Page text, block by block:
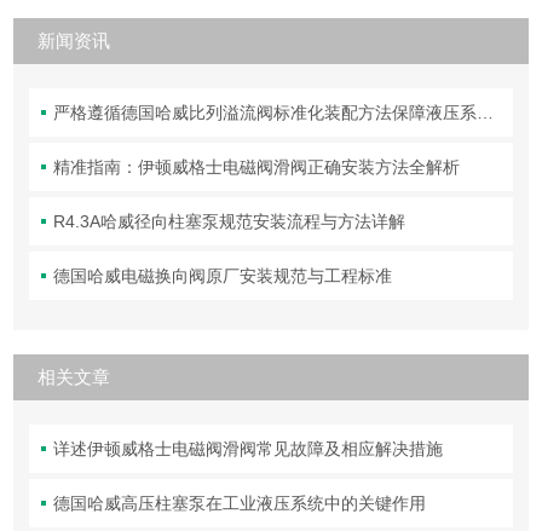
新闻资讯
严格遵循德国哈威比列溢流阀标准化装配方法保障液压系统压力调控精准可靠
精准指南：伊顿威格士电磁阀滑阀正确安装方法全解析
R4.3A哈威径向柱塞泵规范安装流程与方法详解
德国哈威电磁换向阀原厂安装规范与工程标准
相关文章
详述伊顿威格士电磁阀滑阀常见故障及相应解决措施
德国哈威高压柱塞泵在工业液压系统中的关键作用